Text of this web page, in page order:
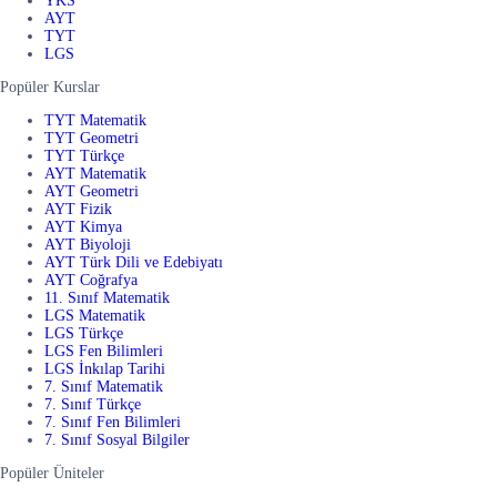
AYT
TYT
LGS
Popüler Kurslar
TYT Matematik
TYT Geometri
TYT Türkçe
AYT Matematik
AYT Geometri
AYT Fizik
AYT Kimya
AYT Biyoloji
AYT Türk Dili ve Edebiyatı
AYT Coğrafya
11. Sınıf Matematik
LGS Matematik
LGS Türkçe
LGS Fen Bilimleri
LGS İnkılap Tarihi
7. Sınıf Matematik
7. Sınıf Türkçe
7. Sınıf Fen Bilimleri
7. Sınıf Sosyal Bilgiler
Popüler Üniteler